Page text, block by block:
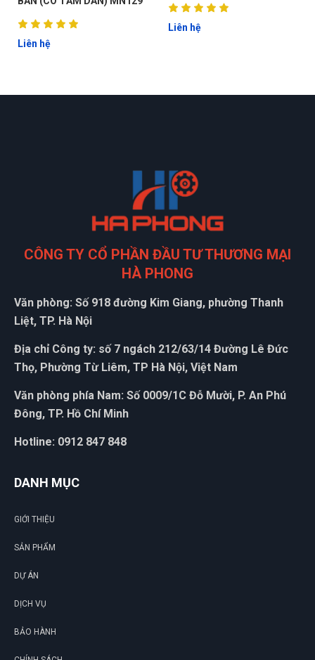
Liên hệ
Liên hệ
CÔNG TY CỔ PHẦN ĐẦU TƯ THƯƠNG MẠI
HÀ PHONG
Văn phòng: Số 918 đường Kim Giang, phường Thanh
Liệt, TP. Hà Nội
Địa chỉ Công ty: số 7 ngách 212/63/14 Đường Lê Đức
Thọ, Phường Từ Liêm, TP Hà Nội, Việt Nam
Văn phòng phía Nam: Số 0009/1C Đỗ Mười, P. An Phú
Đông, TP. Hồ Chí Minh
Hotline: 0912 847 848
DANH MỤC
GIỚI THIỆU
SẢN PHẨM
DỰ ÁN
DỊCH VỤ
BẢO HÀNH